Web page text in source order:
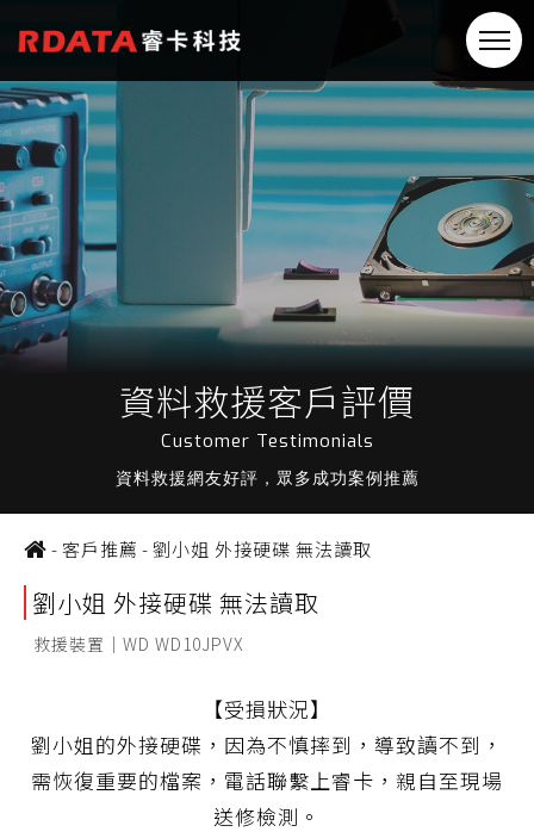
資料救援客戶評價
Customer Testimonials
資料救援網友好評，眾多成功案例推薦
-客戶推薦 -劉小姐 外接硬碟 無法讀取
劉小姐 外接硬碟 無法讀取
救援裝置｜WD WD10JPVX
【受損狀況】
劉小姐的外接硬碟，因為不慎摔到，導致讀不到，
需恢復重要的檔案，電話聯繫上睿卡，親自至現場
送修檢測。